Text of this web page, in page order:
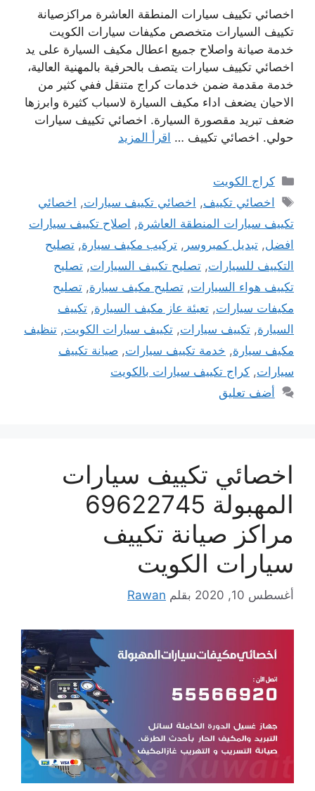
اخصائي تكييف سيارات المنطقة العاشرة مراكزصيانة
تكييف السيارات متخصص مكيفات سيارات الكويت
خدمة صيانة واصلاح جميع اعطال مكيف السيارة على يد
اخصائي تكييف سيارات يتصف بالحرفية بالمهنية العالية،
خدمة مقدمة ضمن خدمات كراج متنقل ففي كثير من
الاحيان يضعف اداء مكيف السيارة لاسباب كثيرة وابرزها
ضعف تبريد مقصورة السيارة. اخصائي تكييف سيارات
حولي. اخصائي تكييف … اقرأ المزيد
التصنيفات
كراج الكويت
الوسوم
اخصائي تكييف, اخصائي تكييف سيارات, اخصائي
تكييف سيارات المنطقة العاشرة, اصلاح تكييف سيارات
افضل, تبديل كمبروسر , تركيب مكيف سيارة, تصليح
التكييف للسيارات, تصليح تكييف السيارات, تصليح
تكييف هواء السيارات, تصليح مكيف سيارة, تصليح
مكيفات سيارات, تعبئة عاز مكيف السيارة, تكييف
السيارة, تكييف سيارات, تكييف سيارات الكويت, تنظيف
مكيف سيارة, خدمة تكييف سيارات, صيانة تكييف
سيارات, كراج تكييف سيارات بالكويت
أضف تعليق
اخصائي تكييف سيارات
المهبولة 69622745
مراكز صيانة تكييف
سيارات الكويت
أغسطس 10, 2020 بقلم Rawan